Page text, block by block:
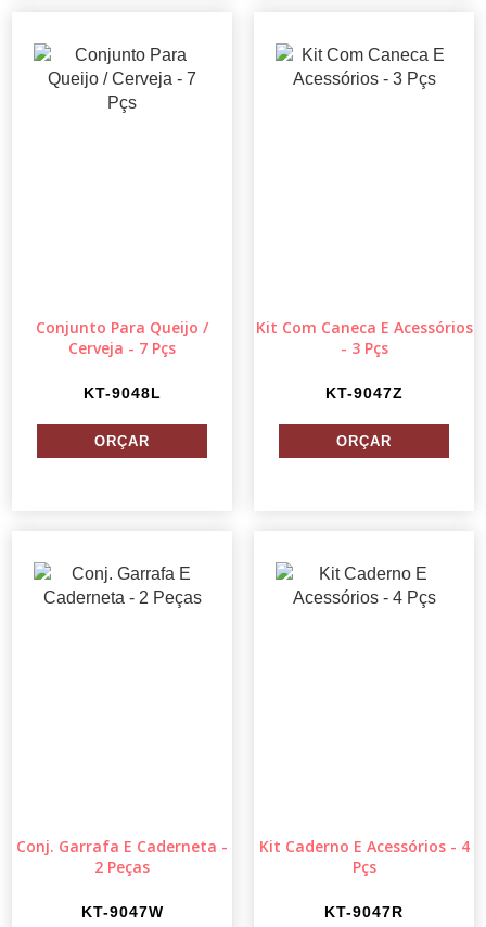
Conjunto Para Queijo /
Cerveja - 7 Pçs
KT-9048L
Kit Com Caneca E Acessórios
- 3 Pçs
KT-9047Z
Conj. Garrafa E Caderneta -
2 Peças
KT-9047W
Kit Caderno E Acessórios - 4
Pçs
KT-9047R